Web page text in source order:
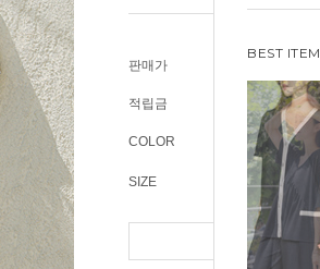
BEST ITEM
판매가
적립금 500원
COLOR
SIZE